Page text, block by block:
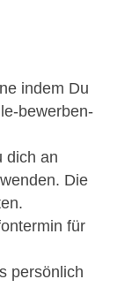
indem Du
bewerben-
dich an
Die
für
persönlich